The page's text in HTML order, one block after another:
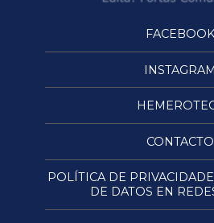
FACEBOOK
INSTAGRAM
CONTACTO
POLÍTICA DE
DE DATOS EN